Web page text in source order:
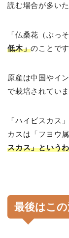
読む場合が多い
「仏桑花（ぶっ
低木」のことです
原産は中国やイ
で栽培されていま
「ハイビスカス
カスは「フヨウ
スカス」という
最後はこの